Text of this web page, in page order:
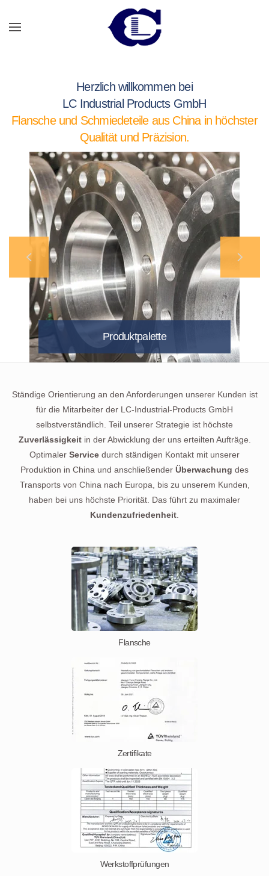
Zum Hauptinhalt springen
Herzlich willkommen bei
LC Industrial Products GmbH
Flansche und Schmiedeteile aus China in höchster
Qualität und Präzision.
Produktpalette
Ständige Orientierung an den Anforderungen unserer Kunden ist
für die Mitarbeiter der LC-Industrial-Products GmbH
selbstverständlich. Teil unserer Strategie ist höchste
Zuverlässigkeitin der Abwicklung der uns erteilten Aufträge.
Optimaler Service durch ständigen Kontakt mit unserer
Produktion in China und anschließender Überwachung des
Transports von China nach Europa, bis zu unserem Kunden,
haben bei uns höchste Priorität. Das führt zu maximaler
Kundenzufriedenheit
Flansche
Zertifikate
Werkstoffprüfungen